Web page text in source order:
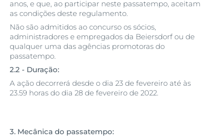
anos, e que, ao participar neste passatempo, aceitam
as condições deste regulamento.
Não são admitidos ao concurso os sócios,
administradores e empregados da Beiersdorf ou de
qualquer uma das agências promotoras do
passatempo.
2.2 - Duração:
A ação decorrerá desde o dia 23 de fevereiro até às
23.59 horas do dia 28 de fevereiro de 2022.
3. Mecânica do passatempo: